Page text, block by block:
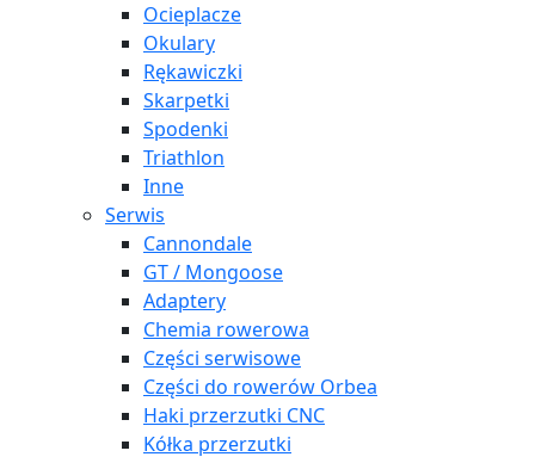
Ocieplacze
Okulary
Rękawiczki
Skarpetki
Spodenki
Triathlon
Inne
Serwis
Cannondale
GT / Mongoose
Adaptery
Chemia rowerowa
Części serwisowe
Części do rowerów Orbea
Haki przerzutki CNC
Kółka przerzutki